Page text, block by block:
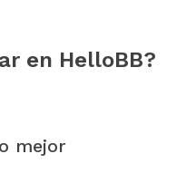
en HelloBB?
mejor